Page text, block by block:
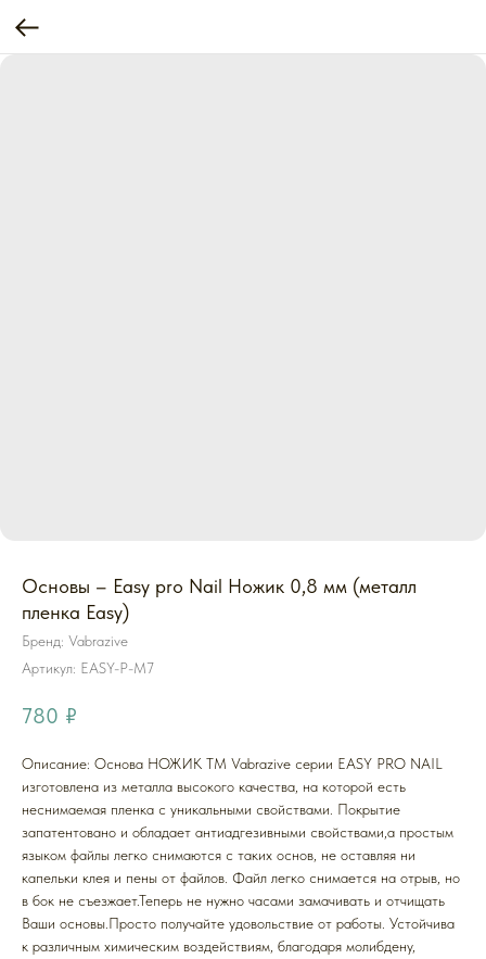
Основы – Easy pro Nail Ножик 0,8 мм (металл
пленка Easy)
Бренд: Vabrazive
Артикул: EASY-P-M7
780 ₽
Описание: Основа НОЖИК ТМ Vabrazive серии EASY PRO NAIL
изготовлена из металла высокого качества, на которой есть
неснимаемая пленка с уникальными свойствами. Покрытие
запатентовано и обладает антиадгезивными свойствами,а простым
языком файлы легко снимаются с таких основ, не оставляя ни
капельки клея и пены от файлов. Файл легко снимается на отрыв, но
в бок не съезжает.Теперь не нужно часами замачивать и отчищать
Ваши основы.Просто получайте удовольствие от работы. Устойчива
к различным химическим воздействиям, благодаря молибдену,